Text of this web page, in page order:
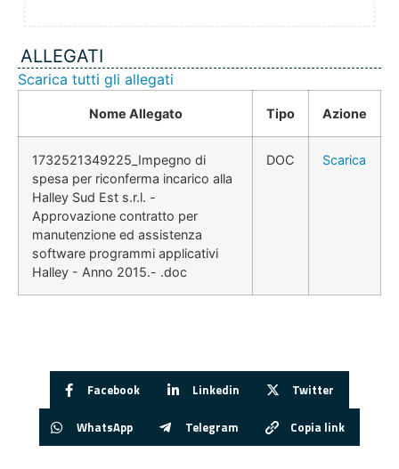
ALLEGATI
Scarica tutti gli allegati
Nome Allegato Tipo Azione
1732521349225_Impegno di
spesa per riconferma incarico alla
Halley Sud Est s.r.l. -
Approvazione contratto per
manutenzione ed assistenza
software programmi applicativi
Halley - Anno 2015.- .doc
DOC Scarica
Facebook Linkedin Twitter
WhatsApp Telegram Copia link